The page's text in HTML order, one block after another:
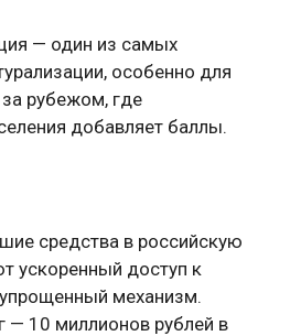
— один из самых
особенно для
рубежом, где
добавляет баллы.
средства в российскую
ускоренный доступ к
механизм.
— 10 миллионов рублей в